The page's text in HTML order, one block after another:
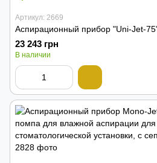
Артикул: 2669
Аспирационный прибор "Uni-Jet-
23 243 грн
В наличии